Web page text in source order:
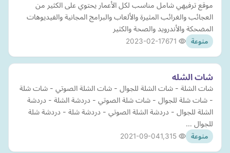
موقع ترفيهي شامل مناسب لكل الأعمار يحتوي على الكثير من
العجائب والغرائب المثيرة والألعاب والبرامج المجانية والفيديوهات
المضحكة والأندرويد والصحة والكثير
منوعة 2023-02-17
شات الشله
شات الشلة - شات الشلة للجوال - شات الشلة الصوتي - شات شلة
- شات شلة للجوال - شات شلة الصوتي - دردشة الشلة - دردشة
الشلة للجوال - دردشة الشلة الصوتي - دردشة شلة - دردشة شلة
للجوال …
منوعة 2021-09-04